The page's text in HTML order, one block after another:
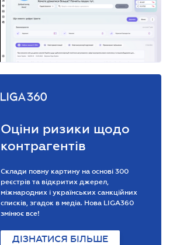
Оціни ризики щодо
контрагентів
Склади повну картину на основі 300
реєстрів та відкритих джерел,
міжнародних і українських санкційних
списків, згадок в медіа. Нова LIGA360
змінює все!
ДІЗНАТИСЯ БІЛЬШЕ